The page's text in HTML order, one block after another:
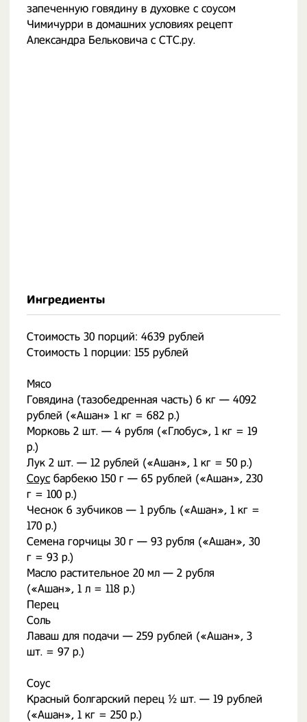
запеченную говядину в духовке с соусом
Чимичурри в домашних условиях рецепт
Александра Бельковича с СТС.ру.
Ингредиенты
Стоимость 30 порций: 4639 рублей
Стоимость 1 порции: 155 рублей
Мясо
Говядина (тазобедренная часть) 6 кг — 4092
рублей («Ашан» 1 кг = 682 р.)
Морковь 2 шт. — 4 рубля («Глобус», 1 кг = 19
р.)
Лук 2 шт. — 12 рублей («Ашан», 1 кг = 50 р.)
Соус барбекю 150 г — 65 рублей («Ашан», 230
г = 100 р.)
Чеснок 6 зубчиков — 1 рубль («Ашан», 1 кг =
170 р.)
Семена горчицы 30 г — 93 рубля («Ашан», 30
г = 93 р.)
Масло растительное 20 мл — 2 рубля
(«Ашан», 1 л = 118 р.)
Перец
Соль
Лаваш для подачи — 259 рублей («Ашан», 3
шт. = 97 р.)
Соус
Красный болгарский перец ½ шт. — 19 рублей
(«Ашан», 1 кг = 250 р.)